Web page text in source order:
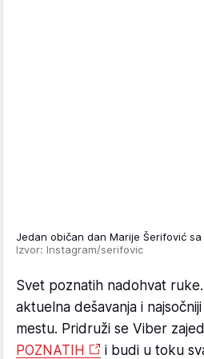
Jedan običan dan Marije Šerifović sa
Izvor: Instagram/serifovic
Svet poznatih nadohvat
aktuelna dešavanja i
mestu. Pridruži se Viber
POZNATIH
i budi u toku